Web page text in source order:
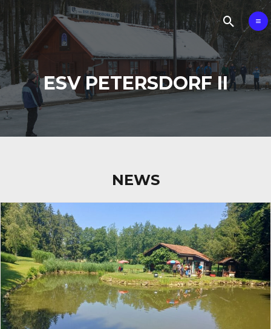
ESV PETERSDORF II
NEWS